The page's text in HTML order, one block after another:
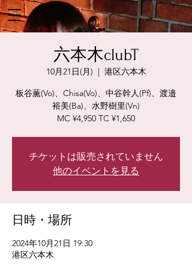
六本木clubT
10月21日(月)
  |
港区六本木
板谷薫(Vo)、Chisa(Vo)、中谷幹人(Pf)、渡邉
裕美(Ba)、水野樹里(Vn)
MC ¥4,950 TC ¥1,650
チケットは販売されていません
他のイベントを見る
日時・場所
2024年10月21日 19:30
港区六本木